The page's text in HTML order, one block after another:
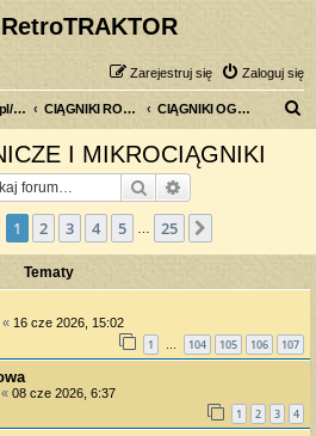
Zaloguj się
Zarejestruj się
retrotraktor.pl/forum CIĄGNIKI ROLNICZE CIĄGNIKI OGRODNICZE I MIKROCIĄGNIKI
I MIKROCIĄGNIKI
Szukaj
1 z25
1 2 3 4 5 25
Tematy
« 16 cze 2026, 15:02
1 … 104 105 106 107
« 08 cze 2026, 6:37
1 2 3 4